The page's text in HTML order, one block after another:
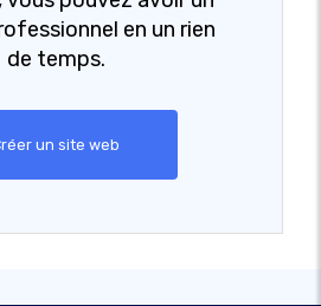
en un rien
de temps.
un site web